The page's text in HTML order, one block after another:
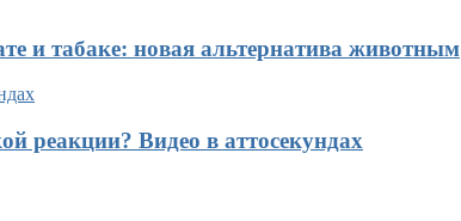
и табаке: новая альтернатива животным
реакции? Видео в аттосекундах